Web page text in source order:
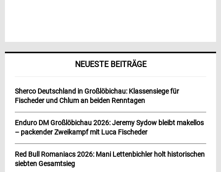
NEUESTE BEITRÄGE
Sherco Deutschland in Großlöbichau: Klassensiege für
Fischeder und Chlum an beiden Renntagen
Enduro DM Großlöbichau 2026: Jeremy Sydow bleibt makellos
– packender Zweikampf mit Luca Fischeder
Red Bull Romaniacs 2026: Mani Lettenbichler holt historischen
siebten Gesamtsieg